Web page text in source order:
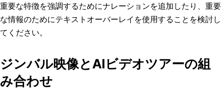
重要な特徴を強調するためにナレーションを追加したり、重要
な情報のためにテキストオーバーレイを使用することを検討し
てください。
ジンバル映像とAIビデオツアーの組
み合わせ